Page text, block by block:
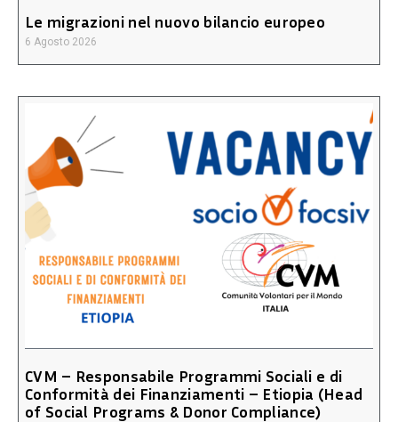
Le migrazioni nel nuovo bilancio europeo
6 Agosto 2026
CVM – Responsabile Programmi Sociali e di
Conformità dei Finanziamenti – Etiopia (Head
of Social Programs & Donor Compliance)